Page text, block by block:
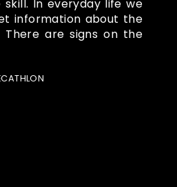
In everyday life we
information about the
There are signs on the